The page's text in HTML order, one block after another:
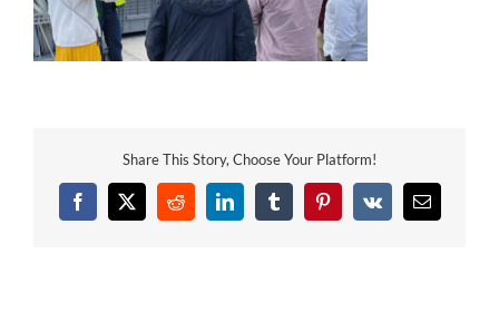
Share This Story, Choose Your Platform!
Facebook
X RedditLinkedInTumblrPinterest
Vk Email